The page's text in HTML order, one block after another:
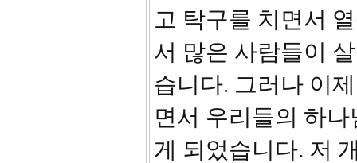
고 탁구를 치면서
서 많은 사람들이
습니다. 그러나 이
면서 우리들의 하
게 되었습니다. 저